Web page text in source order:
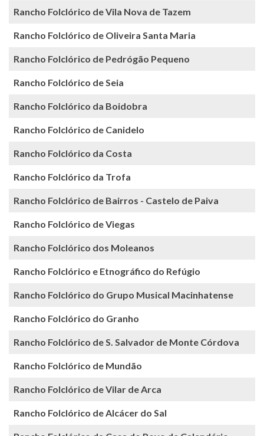
Rancho Folclórico de Vila Nova de Tazem
Rancho Folclórico de Oliveira Santa Maria
Rancho Folclórico de Pedrógão Pequeno
Rancho Folclórico de Seia
Rancho Folclórico da Boidobra
Rancho Folclórico de Canidelo
Rancho Folclórico da Costa
Rancho Folclórico da Trofa
Rancho Folclórico de Bairros - Castelo de Paiva
Rancho Folclórico de Viegas
Rancho Folclórico dos Moleanos
Rancho Folclórico e Etnográfico do Refúgio
Rancho Folclórico do Grupo Musical Macinhatense
Rancho Folclórico do Granho
Rancho Folclórico de S. Salvador de Monte Córdova
Rancho Folclórico de Mundão
Rancho Folclórico de Vilar de Arca
Rancho Folclórico de Alcácer do Sal